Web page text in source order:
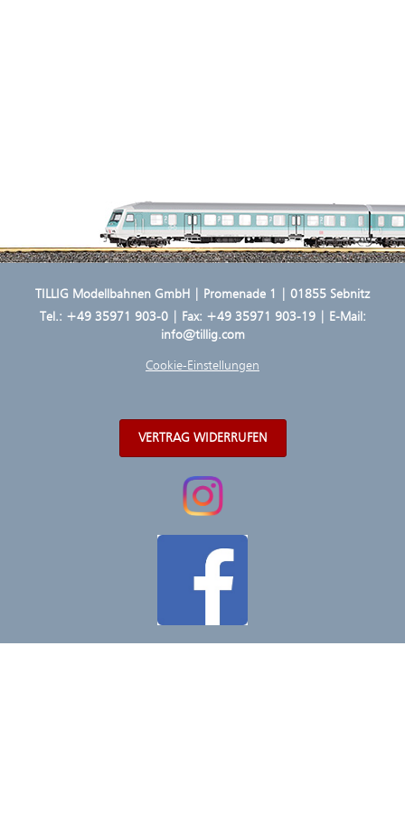
TILLIG Modellbahnen GmbH | Promenade 1 | 01855 Sebnitz
Tel.: +49 35971 903-0| Fax: +49 35971 903-19 | E-Mail:
info@tillig.com
Cookie-Einstellungen
VERTRAG WIDERRUFEN